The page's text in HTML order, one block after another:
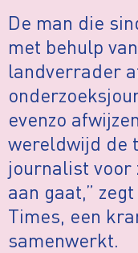
De man die
met behulp
landverrader
evenzo
wereldwijd de
journalist voor
aan gaat,”
Times, een
samenwerkt.